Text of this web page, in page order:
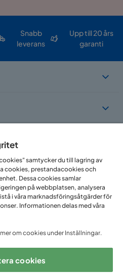
Snabb
leverans
Upp till 20 års
garanti
flera länder
samtycker du till lagring av
cookies, prestandacookies och
Dessa cookies samlar
på webbplatsen, analysera
i våra marknadsföringsåtgärder för
Informationen delas med våra
om cookies under Inställningar.
cookies